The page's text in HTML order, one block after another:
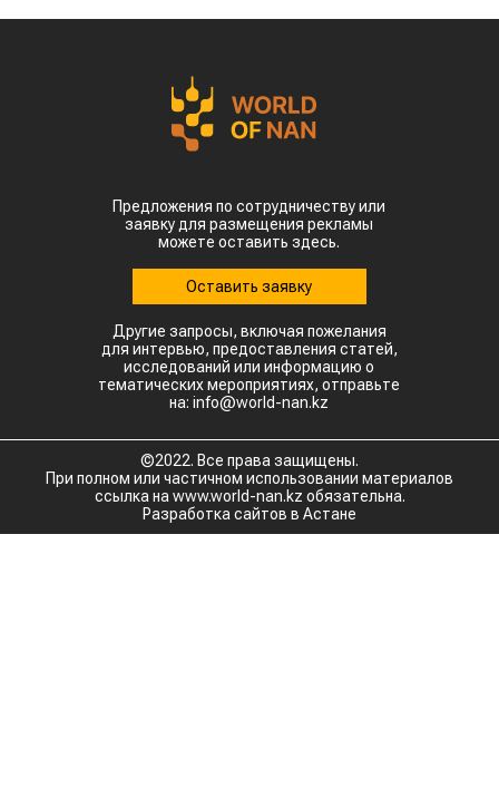
Предложения по сотрудничеству или
заявку для размещения рекламы
можете оставить здесь.
Оставить заявку
Другие запросы, включая пожелания
для интервью, предоставления статей,
исследований или информацию о
тематических мероприятиях, отправьте
на: info@world-nan.kz
©2022. Все права защищены.
При полном или частичном использовании материалов
ссылка на www.world-nan.kz обязательна.
Разработка сайтов в Астане